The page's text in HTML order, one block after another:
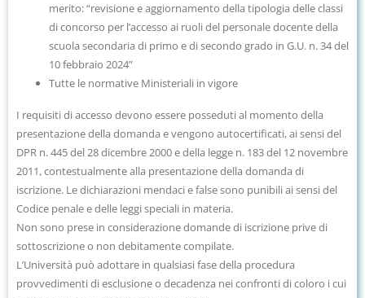
merito: “revisione e aggiornamento della tipologia delle classi
di concorso per l’accesso ai ruoli del personale docente della
scuola secondaria di primo e di secondo grado in G.U. n. 34 del
10 febbraio 2024”
Tutte le normative Ministeriali in vigore
I requisiti di accesso devono essere posseduti al momento della
presentazione della domanda e vengono autocertificati, ai sensi del
DPR n. 445 del 28 dicembre 2000 e della legge n. 183 del 12 novembre
2011, contestualmente alla presentazione della domanda di
iscrizione. Le dichiarazioni mendaci e false sono punibili ai sensi del
Codice penale e delle leggi speciali in materia.
Non sono prese in considerazione domande di iscrizione prive di
sottoscrizione o non debitamente compilate.
L’Università può adottare in qualsiasi fase della procedura
provvedimenti di esclusione o decadenza nei confronti di coloro i cui